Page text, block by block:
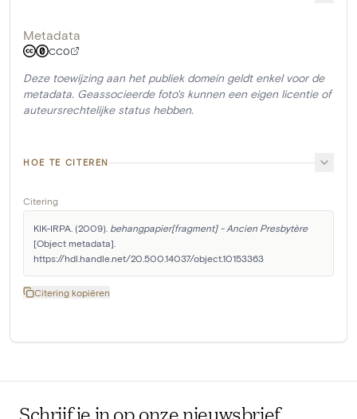
Metadata
CC0
Deze toewijzing aan het publiek domein geldt enkel voor de
metadata. Geassocieerde foto's kunnen een eigen licentie of
auteursrechtelijke status hebben.
HOE TE CITEREN
Citering
KIK-IRPA. (2009). behangpapier[fragment] - Ancien Presbytère
[Object metadata].
https://hdl.handle.net/20.500.14037/object.10153363
Citering kopiëren